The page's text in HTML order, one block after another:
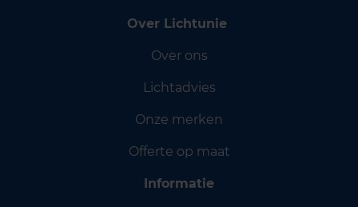
Over Lichtunie
Over ons
Lichtadvies
Onze merken
Offerte op maat
Informatie